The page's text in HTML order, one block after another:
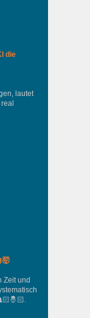
die
lautet
Zeit und